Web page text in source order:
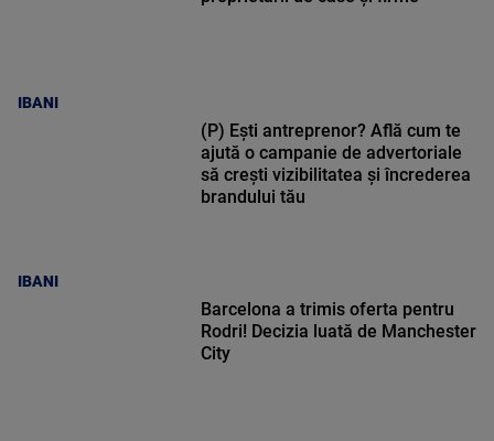
IBANI
IBANI
(P) Ești antreprenor? Află cum te
ajută o campanie de advertoriale
să crești vizibilitatea și încrederea
brandului tău
Barcelona a trimis oferta pentru
Rodri! Decizia luată de Manchester
City